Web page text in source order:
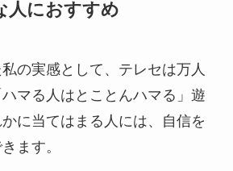
人におすすめ
の実感として、テレセは万人
マる人はとことんハマる」遊
に当てはまる人には、自信を
ます。